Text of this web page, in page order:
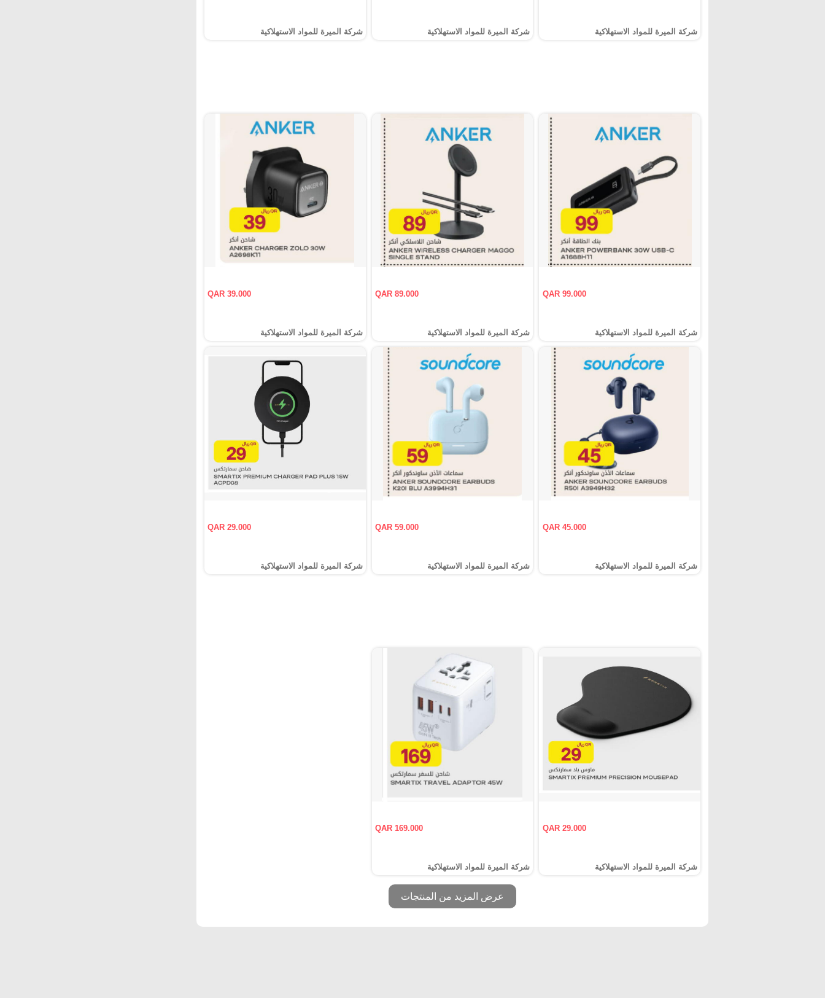
شركة الميرة للمواد الاستهلاكية شركة الميرة للمواد الاستهلاكية شركة الميرة للمواد الاستهلاكية
QAR 99.000
شركة الميرة للمواد الاستهلاكية
QAR 89.000
شركة الميرة للمواد الاستهلاكية
QAR 39.000
شركة الميرة للمواد الاستهلاكية
QAR 45.000
شركة الميرة للمواد الاستهلاكية
QAR 59.000
شركة الميرة للمواد الاستهلاكية
QAR 29.000
شركة الميرة للمواد الاستهلاكية
QAR 29.000
شركة الميرة للمواد الاستهلاكية
QAR 169.000
شركة الميرة للمواد الاستهلاكية
عرض المزيد من المنتجات